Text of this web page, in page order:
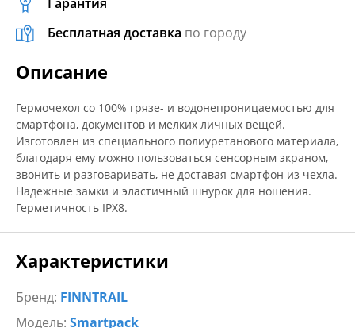
Бесплатная доставка по городу
Описание
Гермочехол со 100% грязе- и водонепроницаемостью для
смартфона, документов и мелких личных вещей.
Изготовлен из специального полиуретанового материала,
благодаря ему можно пользоваться сенсорным экраном,
звонить и разговаривать, не доставая смартфон из чехла.
Надежные замки и эластичный шнурок для ношения.
Герметичность IPX8.
Характеристики
Бренд: FINNTRAIL
Модель: Smartpack